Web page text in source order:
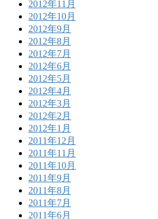
2012年11月
2012年10月
2012年9月
2012年8月
2012年7月
2012年6月
2012年5月
2012年4月
2012年3月
2012年2月
2012年1月
2011年12月
2011年11月
2011年10月
2011年9月
2011年8月
2011年7月
2011年6月